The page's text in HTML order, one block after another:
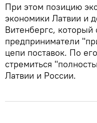
При этом позицию
экономики Латвии и
Витенбергс, который
предприниматели
цепи поставок. По
стремиться
Латвии и России.